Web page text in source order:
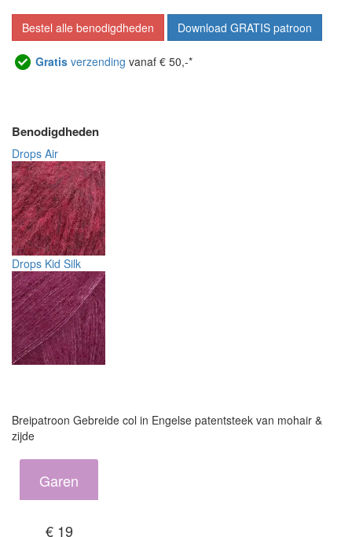
Bestel alle benodigdheden Download GRATIS patroon
Gratis verzending vanaf € 50,-*
Benodigdheden
Drops Air
Drops Kid Silk
Breipatroon Gebreide col in Engelse patentsteek van mohair &
zijde
Garen
€ 19